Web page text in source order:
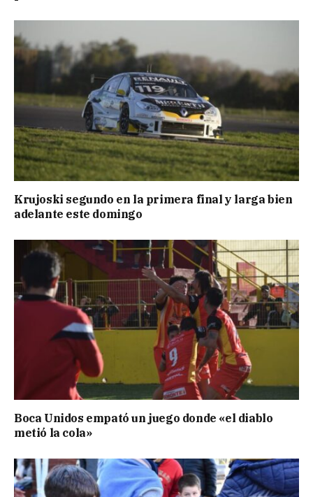
Krujoski segundo en la primera final y larga bien
adelante este domingo
Boca Unidos empató un juego donde «el diablo
metió la cola»